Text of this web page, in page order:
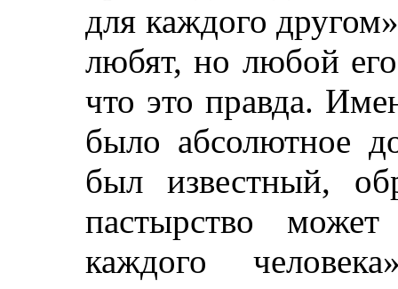
для каждого
любят, но любой его
что это правда.
было абсолютное
был известный,
пастырство
каждого